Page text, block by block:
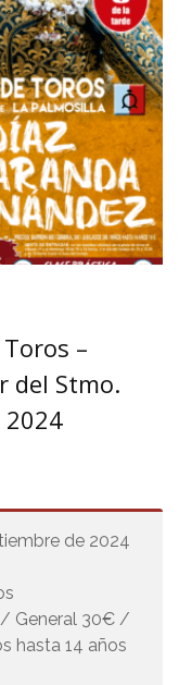
–
del Stmo.
2024
de 2024
/ General 30€ /
hasta 14 años